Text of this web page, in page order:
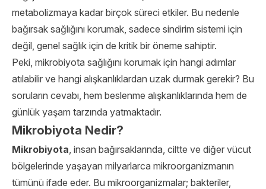
metabolizmaya kadar birçok süreci etkiler. Bu nedenle
bağırsak sağlığını korumak, sadece sindirim sistemi için
değil, genel sağlık için de kritik bir öneme sahiptir.
Peki, mikrobiyota sağlığını korumak için hangi adımlar
atılabilir ve hangi alışkanlıklardan uzak durmak gerekir? Bu
soruların cevabı, hem beslenme alışkanlıklarında hem de
günlük yaşam tarzında yatmaktadır.
Mikrobiyota Nedir?
Mikrobiyota, insan bağırsaklarında, ciltte ve diğer vücut
bölgelerinde yaşayan milyarlarca mikroorganizmanın
tümünü ifade eder. Bu mikroorganizmalar; bakteriler,